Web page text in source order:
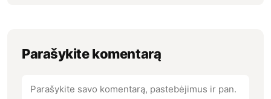
Parašykite komentarą